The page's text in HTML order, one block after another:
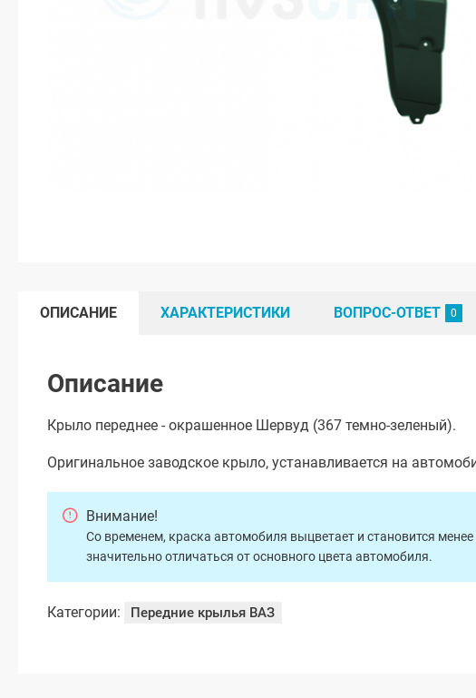
ОПИСАНИЕ ХАРАКТЕРИСТИКИ ВОПРОС-ОТВЕТ
Описание
Крыло переднее - окрашенное Шервуд (367 темно-зеленый).
Оригинальное заводское крыло, устанавливается на
Внимание!
Со временем, краска автомобиля выцветает и становится
значительно отличаться от основного цвета автомобиля.
Категории: Передние крылья ВАЗ